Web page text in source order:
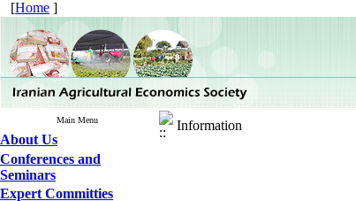
[Home ]
Main Menu
About Us
Conferences and
Seminars
Expert Committies
Information